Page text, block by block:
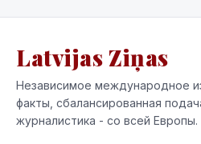
Latvijas Ziņas
Независимое международное
факты, сбалансированная
журналистика - со всей Европы.